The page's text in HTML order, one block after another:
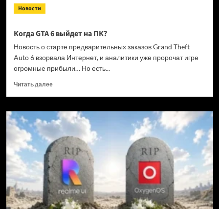
Новости
Когда GTA 6 выйдет на ПК?
Новость о старте предварительных заказов Grand Theft
Auto 6 взорвала Интернет, и аналитики уже пророчат игре
огромные прибыли… Но есть...
Читать далееПрочитать
Когда
GTA
на ПК?